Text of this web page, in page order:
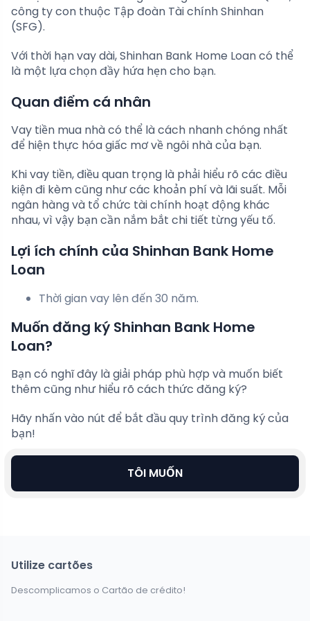
công ty con thuộc Tập đoàn Tài chính Shinhan
(SFG).
Với thời hạn vay dài, Shinhan Bank Home Loan có thể
là một lựa chọn đầy hứa hẹn cho bạn.
Quan điểm cá nhân
Vay tiền mua nhà có thể là cách nhanh chóng nhất
để hiện thực hóa giấc mơ về ngôi nhà của bạn.
Khi vay tiền, điều quan trọng là phải hiểu rõ các điều
kiện đi kèm cũng như các khoản phí và lãi suất. Mỗi
ngân hàng và tổ chức tài chính hoạt động khác
nhau, vì vậy bạn cần nắm bắt chi tiết từng yếu tố.
Lợi ích chính của Shinhan Bank Home
Loan
Thời gian vay lên đến 30 năm.
Muốn đăng ký Shinhan Bank Home
Loan?
Bạn có nghĩ đây là giải pháp phù hợp và muốn biết
thêm cũng như hiểu rõ cách thức đăng ký?
Hãy nhấn vào nút để bắt đầu quy trình đăng ký của
bạn!
TÔI MUỐN
Utilize cartões
Descomplicamos o Cartão de crédito!